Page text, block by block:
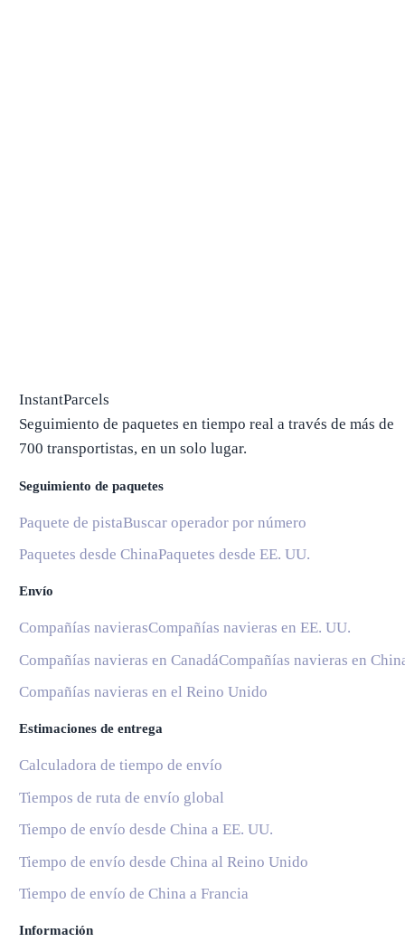
InstantParcels
Seguimiento de paquetes en tiempo real a través de más de
700 transportistas, en un solo lugar.
Seguimiento de paquetes
Paquete de pistaBuscar operador por número
Paquetes desde ChinaPaquetes desde EE. UU.
Envío
Compañías navierasCompañías navieras en EE. UU.
Compañías navieras en CanadáCompañías navieras en
Compañías navieras en el Reino Unido
Estimaciones de entrega
Calculadora de tiempo de envío
Tiempos de ruta de envío global
Tiempo de envío desde China a EE. UU.
Tiempo de envío desde China al Reino Unido
Tiempo de envío de China a Francia
Información